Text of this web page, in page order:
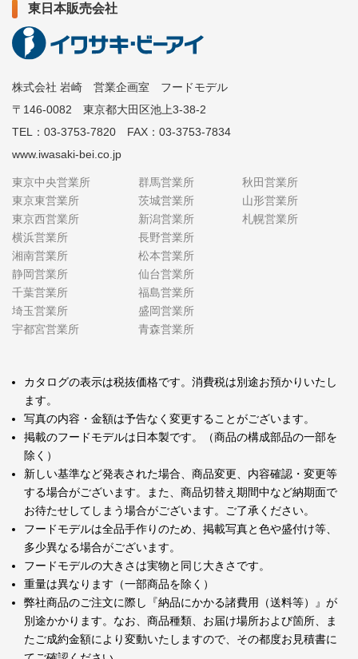
東日本販売会社
株式会社 岩崎 営業企画室 フードモデル
〒146-0082 東京都大田区池上3-38-2
TEL：03-3753-7820 FAX：03-3753-7834
www.iwasaki-bei.co.jp
東京中央営業所
東京東営業所
東京西営業所
横浜営業所
湘南営業所
静岡営業所
千葉営業所
埼玉営業所
宇都宮営業所
群馬営業所
茨城営業所
新潟営業所
長野営業所
松本営業所
仙台営業所
福島営業所
盛岡営業所
青森営業所
秋田営業所
山形営業所
札幌営業所
カタログの表示は税抜価格です。消費税は別途お預かりいたし
ます。
写真の内容・金額は予告なく変更することがございます。
掲載のフードモデルは日本製です。（商品の構成部品の一部を
除く）
新しい基準など発表された場合、商品変更、内容確認・変更等
する場合がございます。また、商品切替え期間中など納期面で
お待たせしてしまう場合がございます。ご了承ください。
フードモデルは全品手作りのため、掲載写真と色や盛付け等、
多少異なる場合がございます。
フードモデルの大きさは実物と同じ大きさです。
重量は異なります（一部商品を除く）
弊社商品のご注文に際し『納品にかかる諸費用（送料等）』が
別途かかります。なお、商品種類、お届け場所および箇所、ま
たご成約金額により変動いたしますので、その都度お見積書に